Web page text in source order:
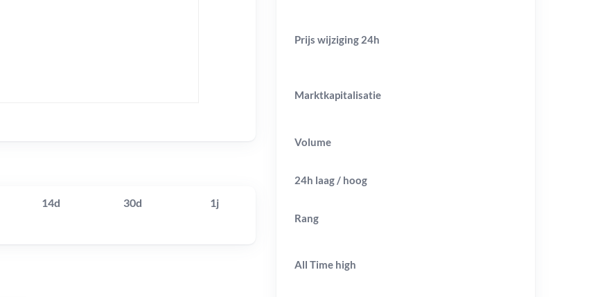
14d 30d 1j
Prijs wijziging 24h
Marktkapitalisatie
Volume
24h laag / hoog
Rang
All Time high